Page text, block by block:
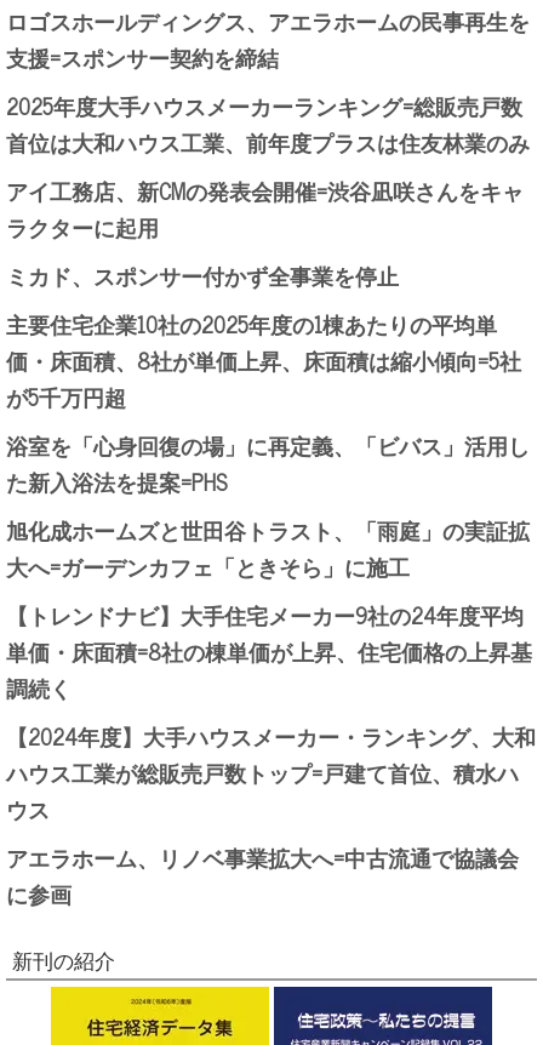
ロゴスホールディングス、アエラホームの民事再生を
支援=スポンサー契約を締結
2025年度大手ハウスメーカーランキング=総販売戸数
首位は大和ハウス工業、前年度プラスは住友林業のみ
アイ工務店、新CMの発表会開催=渋谷凪咲さんをキャ
ラクターに起用
ミカド、スポンサー付かず全事業を停止
主要住宅企業10社の2025年度の1棟あたりの平均単
価・床面積、8社が単価上昇、床面積は縮小傾向=5社
が5千万円超
浴室を「心身回復の場」に再定義、「ビバス」活用し
た新入浴法を提案=PHS
旭化成ホームズと世田谷トラスト、「雨庭」の実証拡
大へ=ガーデンカフェ「ときそら」に施工
【トレンドナビ】大手住宅メーカー9社の24年度平均
単価・床面積=8社の棟単価が上昇、住宅価格の上昇基
調続く
【2024年度】大手ハウスメーカー・ランキング、大和
ハウス工業が総販売戸数トップ=戸建て首位、積水ハ
ウス
アエラホーム、リノベ事業拡大へ=中古流通で協議会
に参画
新刊の紹介